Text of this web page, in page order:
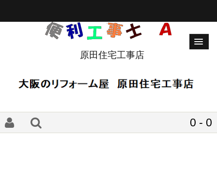
原田住宅工事店
0 - 0